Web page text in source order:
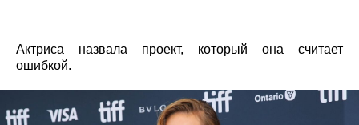
Актриса назвала проект, который она считает
ошибкой.